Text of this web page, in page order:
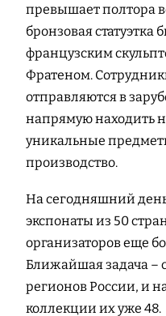
превышает полтора
бронзовая статуэтка
французским
Фратеном.
отправляются в
напрямую находить
уникальные
производство.
На сегодняшний
экспонаты из 50
организаторов еще
Ближайшая задача –
регионов России, и
коллекции их уже 48.